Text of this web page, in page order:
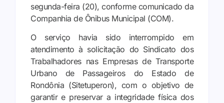
segunda-feira (20), conforme comunicado da
Companhia de Ônibus Municipal (COM).
O serviço havia sido interrompido em
atendimento à solicitação do Sindicato dos
Trabalhadores nas Empresas de Transporte
Urbano de Passageiros do Estado de
Rondônia (Sitetuperon), com o objetivo de
garantir e preservar a integridade física dos